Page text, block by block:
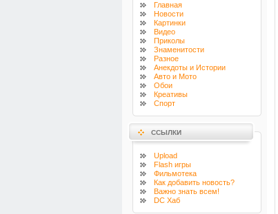
Главная
Новости
Картинки
Видео
Приколы
Знаменитости
Разное
Анекдоты и Истории
Авто и Мото
Обои
Креативы
Спорт
ССЫЛКИ
Upload
Flash игры
Фильмотека
Как добавить новость?
Важно знать всем!
DC Хаб